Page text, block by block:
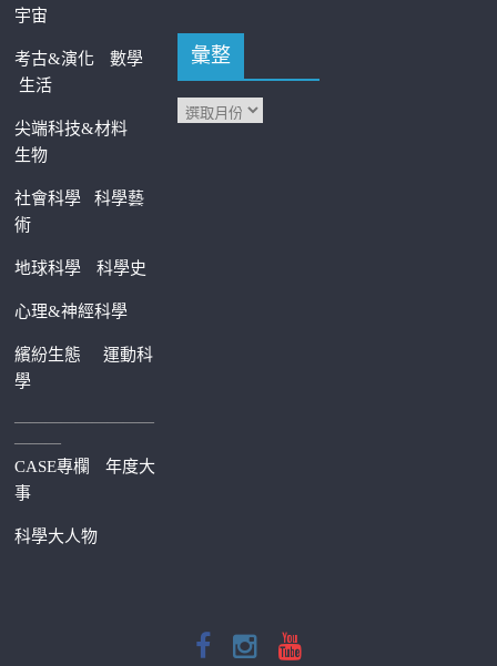
宇宙
考古&演化
數學
生活
尖端科技&材料
生物
社會科學科學藝
術
地球科學 科學史
心理&神經科學
繽紛生態運動科
學
—————————
———
CASE專欄
年度大
事
科學大人物
彙整